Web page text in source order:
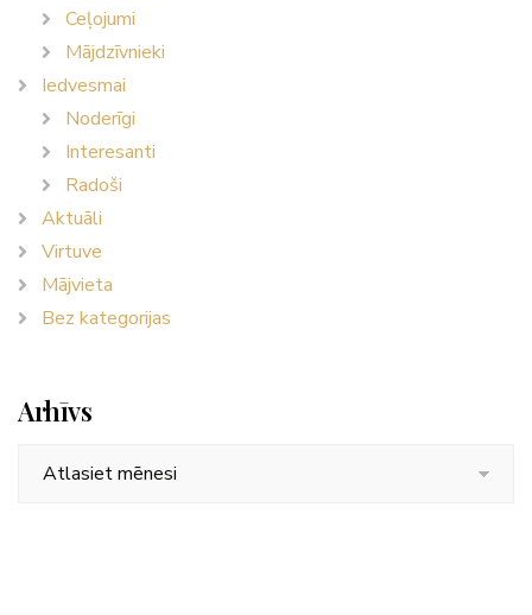
Ceļojumi
Mājdzīvnieki
Iedvesmai
Noderīgi
Interesanti
Radoši
Aktuāli
Virtuve
Mājvieta
Bez kategorijas
Arhīvs